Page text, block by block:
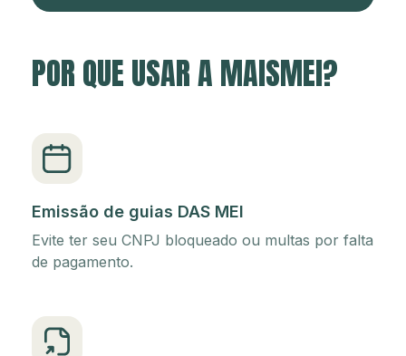
POR QUE USAR A MAISMEI?
Emissão de guias DAS MEI
Evite ter seu CNPJ bloqueado ou multas por falta
de pagamento.